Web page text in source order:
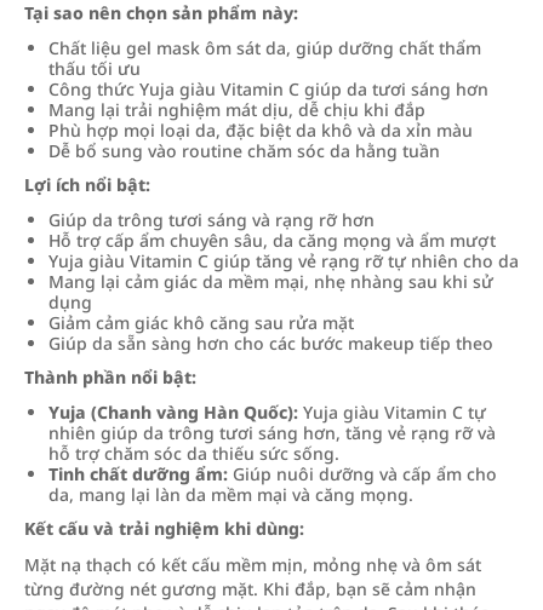
Tại sao nên chọn sản phẩm này:
Chất liệu gel mask ôm sát da, giúp dưỡng chất thẩm
thấu tối ưu
Công thức Yuja giàu Vitamin C giúp da tươi sáng hơn
Mang lại trải nghiệm mát dịu, dễ chịu khi đắp
Phù hợp mọi loại da, đặc biệt da khô và da xỉn màu
Dễ bổ sung vào routine chăm sóc da hằng tuần
Lợi ích nổi bật:
Giúp da trông tươi sáng và rạng rỡ hơn
Hỗ trợ cấp ẩm chuyên sâu, da căng mọng và ẩm mượt
Yuja giàu Vitamin C giúp tăng vẻ rạng rỡ tự nhiên cho da
Mang lại cảm giác da mềm mại, nhẹ nhàng sau khi sử
dụng
Giảm cảm giác khô căng sau rửa mặt
Giúp da sẵn sàng hơn cho các bước makeup tiếp theo
Thành phần nổi bật:
Yuja (Chanh vàng Hàn Quốc): Yuja giàu Vitamin C tự
nhiên giúp da trông tươi sáng hơn, tăng vẻ rạng rỡ và
hỗ trợ chăm sóc da thiếu sức sống.
Tinh chất dưỡng ẩm: Giúp nuôi dưỡng và cấp ẩm cho
da, mang lại làn da mềm mại và căng mọng.
Kết cấu và trải nghiệm khi dùng:
Mặt nạ thạch có kết cấu mềm mịn, mỏng nhẹ và ôm sát
từng đường nét gương mặt. Khi đắp, bạn sẽ cảm nhận